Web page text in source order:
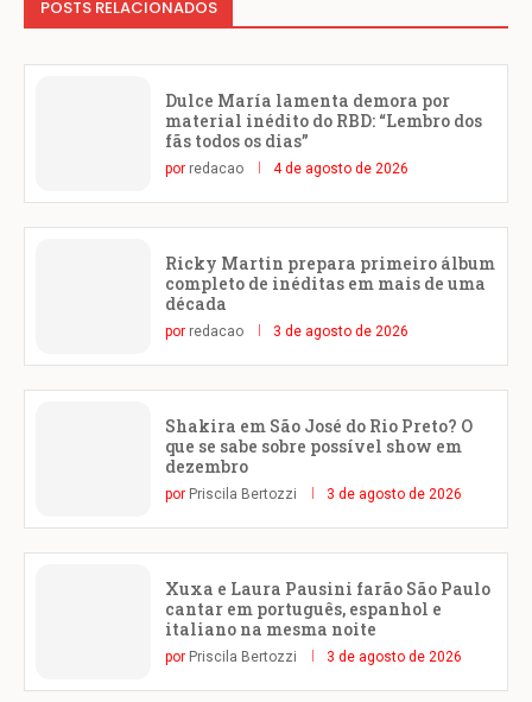
POSTS RELACIONADOS
Dulce María lamenta demora por
material inédito do RBD: “Lembro dos
fãs todos os dias”
por redacao 4 de agosto de 2026
Ricky Martin prepara primeiro álbum
completo de inéditas em mais de uma
década
por redacao 3 de agosto de 2026
Shakira em São José do Rio Preto? O
que se sabe sobre possível show em
dezembro
por Priscila Bertozzi 3 de agosto de 2026
Xuxa e Laura Pausini farão São Paulo
cantar em português, espanhol e
italiano na mesma noite
por Priscila Bertozzi 3 de agosto de 2026